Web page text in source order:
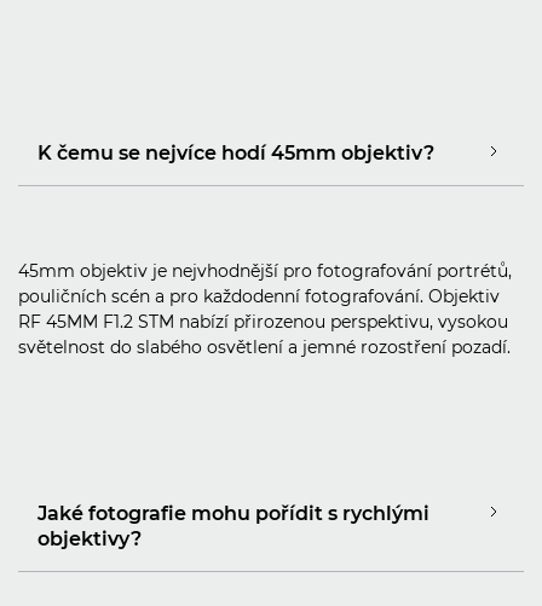
K čemu se nejvíce hodí 45mm objektiv?
45mm objektiv je nejvhodnější pro fotografování portrétů,
pouličních scén a pro každodenní fotografování. Objektiv
RF 45MM F1.2 STM nabízí přirozenou perspektivu, vysokou
světelnost do slabého osvětlení a jemné rozostření pozadí.
Jaké fotografie mohu pořídit s rychlými
objektivy?